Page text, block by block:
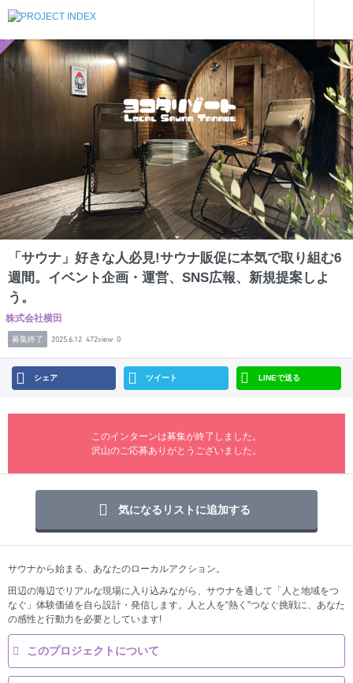
「サウナ」好きな人必見!サウナ販促に本気で取り組む6
週間。イベント企画・運営、SNS広報、新規提案しよ
う。
株式会社横田
募集終了 2025.6.12 472view 0
シェア ツイート LINEで送る
このインターンは募集が終了しました。
沢山のご応募ありがとうございました。
気になるリストに追加する
サウナから始まる、あなたのローカルアクション。
田辺の海辺でリアルな現場に入り込みながら、サウナを通して「人と地域をつ
なぐ」体験価値を自ら設計・発信します。人と人を“熱く”つなぐ挑戦に、あなた
の感性と行動力を必要としています!
このプロジェクトについて